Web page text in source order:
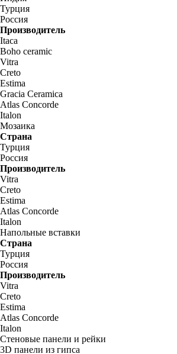
Турция
Россия
Производитель
Itaca
Boho ceramic
Vitra
Creto
Estima
Gracia Ceramica
Atlas Concorde
Italon
Мозаика
Страна
Турция
Россия
Производитель
Vitra
Creto
Estima
Atlas Concorde
Italon
Напольные вставки
Страна
Турция
Россия
Производитель
Vitra
Creto
Estima
Atlas Concorde
Italon
Стеновые панели и рейки
3D панели из гипса